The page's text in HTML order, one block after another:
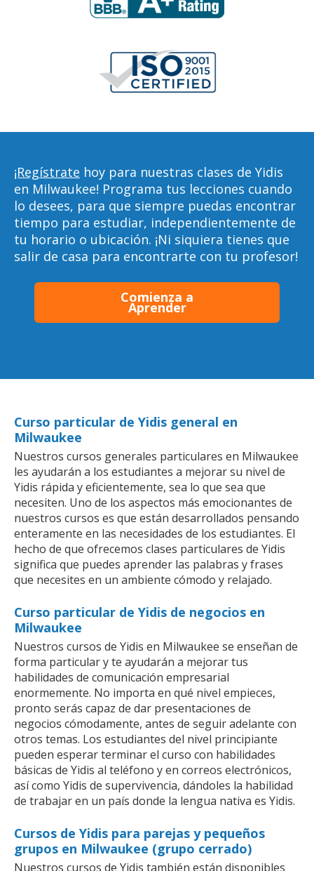
¡Regístrate hoy para nuestras clases de Yidis
en Milwaukee! Programa tus lecciones cuando
lo desees, para que siempre puedas encontrar
tiempo para estudiar, independientemente de
tu horario o ubicación. ¡Ni siquiera tienes que
salir de casa para encontrarte con tu profesor!
Comienza a
Aprender
Curso particular de Yidis general en
Milwaukee
Nuestros cursos generales particulares en Milwaukee
les ayudarán a los estudiantes a mejorar su nivel de
Yidis rápida y eficientemente, sea lo que sea que
necesiten. Uno de los aspectos más emocionantes de
nuestros cursos es que están desarrollados pensando
enteramente en las necesidades de los estudiantes. El
hecho de que ofrecemos clases particulares de Yidis
significa que puedes aprender las palabras y frases
que necesites en un ambiente cómodo y relajado.
Curso particular de Yidis de negocios en
Milwaukee
Nuestros cursos de Yidis en Milwaukee se enseñan de
forma particular y te ayudarán a mejorar tus
habilidades de comunicación empresarial
enormemente. No importa en qué nivel empieces,
pronto serás capaz de dar presentaciones de
negocios cómodamente, antes de seguir adelante con
otros temas. Los estudiantes del nivel principiante
pueden esperar terminar el curso con habilidades
básicas de Yidis al teléfono y en correos electrónicos,
así como Yidis de supervivencia, dándoles la habilidad
de trabajar en un país donde la lengua nativa es Yidis.
Cursos de Yidis para parejas y pequeños
grupos en Milwaukee (grupo cerrado)
Nuestros cursos de Yidis también están disponibles